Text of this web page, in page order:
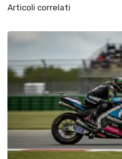
Articoli correlati